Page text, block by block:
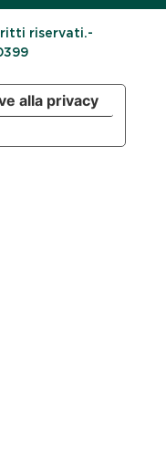
riservati.-
alla privacy